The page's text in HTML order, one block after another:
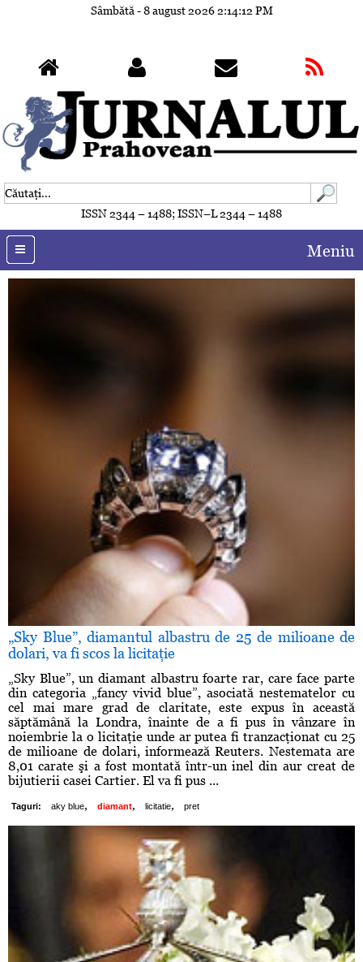
Sâmbătă - 8 august 2026 2:14:14 PM
ISSN 2344 – 1488; ISSN–L 2344 – 1488
Meniu
„Sky Blue”, diamantul albastru de 25 de milioane de
dolari, va fi scos la licitaţie
„Sky Blue”, un diamant albastru foarte rar, care face parte
din categoria „fancy vivid blue”, asociată nestematelor cu
cel mai mare grad de claritate, este expus în această
săptămână la Londra, înainte de a fi pus în vânzare în
noiembrie la o licitaţie unde ar putea fi tranzacţionat cu 25
de milioane de dolari, informează Reuters. Nestemata are
8,01 carate şi a fost montată într-un inel din aur creat de
bijutierii casei Cartier. El va fi pus ...
Taguri: aky blue, diamant, licitatie, pret